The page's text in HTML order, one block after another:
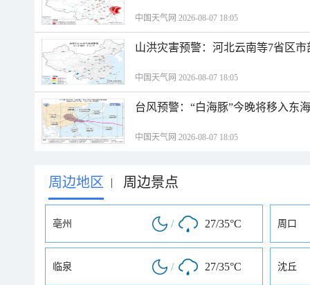
中国天气网 2026-08-07 18:05
山洪灾害预警：河北云南等7省区
中国天气网 2026-08-07 18:05
台风预警：“白海豚”今晚将移入东
中国天气网 2026-08-07 18:05
周边地区 | 周边景点
亳州 / 27/35°C 周口
临泉 / 27/35°C 沈丘